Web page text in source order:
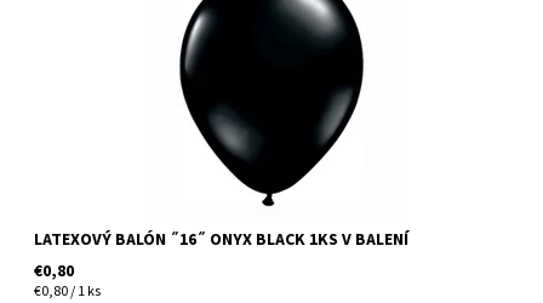
LATEXOVÝ BALÓN ˝16˝ ONYX BLACK 1KS V BALENÍ
€0,80
€0,80 / 1 ks